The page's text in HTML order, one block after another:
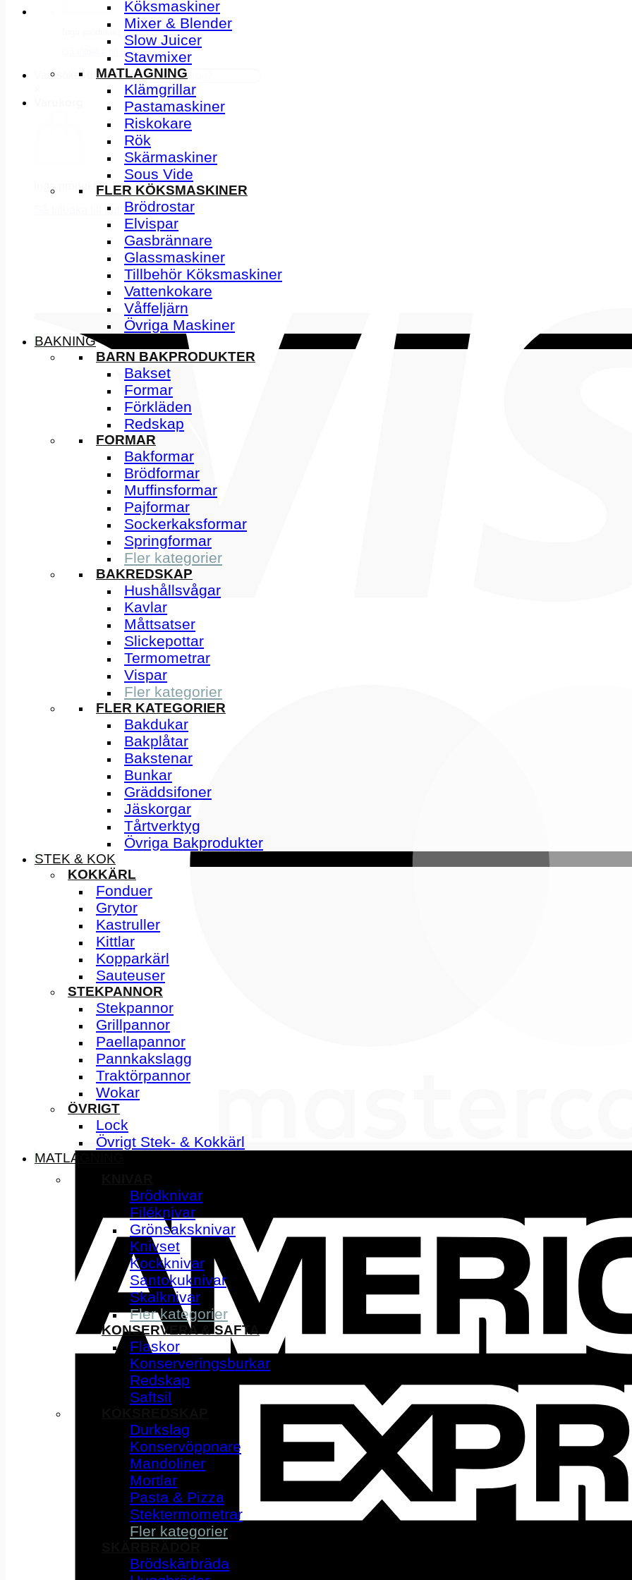
Inga produkter i varukorgen.
Gå tillbaka till butiken
Vad söker du idag?
Inga produkter i varukorgen.
Gå tillbaka till butiken
Köksmaskiner
Mixer & Blender
Slow Juicer
Stavmixer
MATLAGNING
Klämgrillar
Pastamaskiner
Riskokare
Rök
Skärmaskiner
Sous Vide
FLER KÖKSMASKINER
Brödrostar
Elvispar
Gasbrännare
Glassmaskiner
Tillbehör Köksmaskiner
Vattenkokare
Våffeljärn
Övriga Maskiner
BAKNING
BARN BAKPRODUKTER
Bakset
Formar
Förkläden
Redskap
FORMAR
Bakformar
Brödformar
Muffinsformar
Pajformar
Sockerkaksformar
Springformar
Fler kategorier
BAKREDSKAP
Hushållsvågar
Kavlar
Måttsatser
Slickepottar
Termometrar
Vispar
Fler kategorier
FLER KATEGORIER
Bakdukar
Bakplåtar
Bakstenar
Bunkar
Gräddsifoner
Jäskorgar
Tårtverktyg
Övriga Bakprodukter
STEK & KOK
KOKKÄRL
Fonduer
Grytor
Kastruller
Kittlar
Kopparkärl
Sauteuser
STEKPANNOR
Stekpannor
Grillpannor
Paellapannor
Pannkakslagg
Traktörpannor
Wokar
ÖVRIGT
Lock
Övrigt Stek- & Kokkärl
MATLAGNING
Brödknivar
Filéknivar
Grönsaksknivar
Knivset
Kockknivar
Santokuknivar
Skalknivar
Fler kategorier
KONSERVERA & SAFTA
Flaskor
Konserveringsburkar
Redskap
Saftsil
Durkslag
Konservöppnare
Mandoliner
Mortlar
Pasta & Pizza
Stektermometrar
Fler kategorier
Brödskärbräda